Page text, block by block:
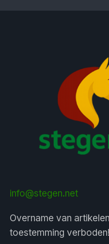
info@stegen.net
Overname van
toestemming verboden!